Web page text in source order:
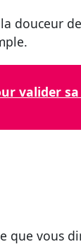
valider
que vous